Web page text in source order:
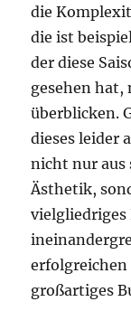
die
die ist
der diese
gesehen
überblicken.
dieses leider
nicht nur aus
Ästhetik,
vielgliedriges
erfolgreichen
großartiges